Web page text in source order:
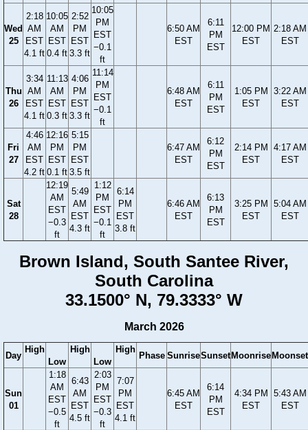
Wed
25
2:18
AM
EST
4.1 ft
10:05
AM
EST
0.4 ft
2:52
PM
EST
3.3 ft
10:05
PM
EST
−0.1
ft
6:50 AM
EST
6:11
PM
EST
12:00 PM
EST
2:18 AM
EST
Thu
26
3:34
AM
EST
4.1 ft
11:13
AM
EST
0.3 ft
4:06
PM
EST
3.3 ft
11:14
PM
EST
−0.1
ft
6:48 AM
EST
6:11
PM
EST
1:05 PM
EST
3:22 AM
EST
Fri
27
4:46
AM
EST
4.2 ft
12:16
PM
EST
0.1 ft
5:15
PM
EST
3.5 ft
6:47 AM
EST
6:12
PM
EST
2:14 PM
EST
4:17 AM
EST
Sat
28
12:19
AM
EST
−0.3
ft
5:49
AM
EST
4.3 ft
1:12
PM
EST
−0.1
ft
6:14
PM
EST
3.8 ft
6:46 AM
EST
6:13
PM
EST
3:25 PM
EST
5:04 AM
EST
Brown Island, South Santee River,
South Carolina
33.1500° N, 79.3333° W
March 2026
Day
High
Low
High
Low
High
Phase SunriseSunset Moonrise Moonset
Sun
01
1:18
AM
EST
−0.5
ft
6:43
AM
EST
4.5 ft
2:03
PM
EST
−0.3
ft
7:07
PM
EST
4.1 ft
6:45 AM
EST
6:14
PM
EST
4:34 PM
EST
5:43 AM
EST